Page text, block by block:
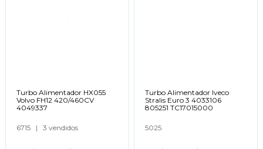
Turbo Alimentador HX055
Volvo FH12 420/460CV
4049337
6715 | 3 vendidos
Turbo Alimentador Iveco
Stralis Euro 3 4033106
805251 TC17015000
5025